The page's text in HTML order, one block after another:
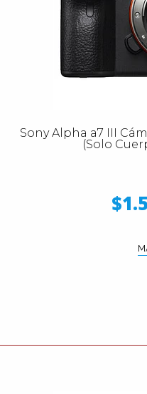
Sony Alpha a7 III
(Solo